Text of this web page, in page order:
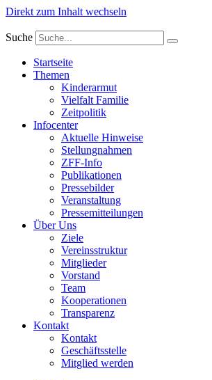
Direkt zum Inhalt wechseln
Suche
Startseite
Themen
Kinderarmut
Vielfalt Familie
Zeitpolitik
Infocenter
Aktuelle Hinweise
Stellungnahmen
ZFF-Info
Publikationen
Pressebilder
Veranstaltung
Pressemitteilungen
Über Uns
Ziele
Vereinsstruktur
Mitglieder
Vorstand
Team
Kooperationen
Transparenz
Kontakt
Kontakt
Geschäftsstelle
Mitglied werden